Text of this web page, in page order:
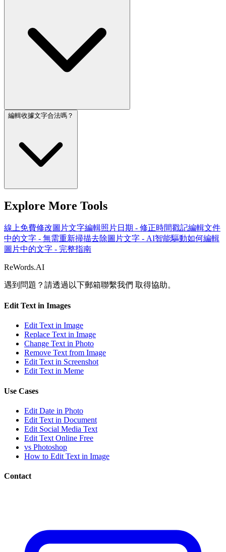
編輯收據文字合法嗎？
Explore More Tools
線上免費修改圖片文字編輯照片日期 - 修正時間戳記編輯文件
中的文字 - 無需重新掃描去除圖片文字 - AI智能驅動如何編輯
圖片中的文字 - 完整指南
ReWords.AI
遇到問題？請透過以下郵箱聯繫我們 取得協助。
Edit Text in Images
Edit Text in Image
Replace Text in Image
Change Text in Photo
Remove Text from Image
Edit Text in Screenshot
Edit Text in Meme
Use Cases
Edit Date in Photo
Edit Text in Document
Edit Social Media Text
Edit Text Online Free
vs Photoshop
How to Edit Text in Image
Contact